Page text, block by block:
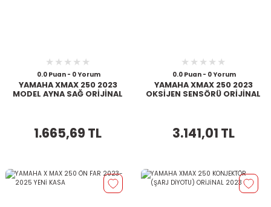
0.0 Puan - 0 Yorum
YAMAHA XMAX 250 2023
MODEL AYNA SAĞ ORİJİNAL
1.665,69 TL
0.0 Puan - 0 Yorum
YAMAHA XMAX 250 2023
OKSİJEN SENSÖRÜ ORİJİNAL
3.141,01 TL